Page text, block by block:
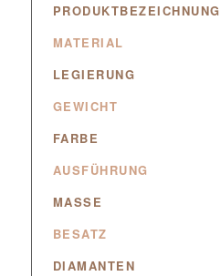
PRODUKTBEZEICHNUNG
MATERIAL
LEGIERUNG
GEWICHT
FARBE
AUSFÜHRUNG
MASSE
BESATZ
DIAMANTEN